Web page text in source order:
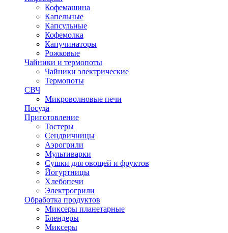
Кофемашина
Капельные
Капсульные
Кофемолка
Капучинаторы
Рожковые
Чайники и термопоты
Чайники электрические
Термопоты
СВЧ
Микроволновые печи
Посуда
Приготовление
Тостеры
Сендвичницы
Аэрогрили
Мультиварки
Сушки для овощей и фруктов
Йогуртницы
Хлебопечи
Электрогрили
Обработка продуктов
Миксеры планетарные
Блендеры
Миксеры